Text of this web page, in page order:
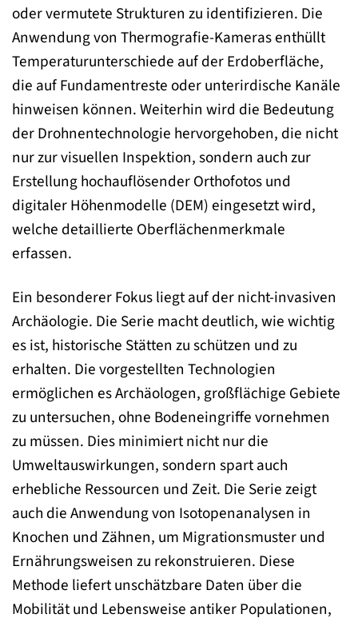
oder vermutete Strukturen zu identifizieren. Die
Anwendung von Thermografie-Kameras enthüllt
Temperaturunterschiede auf der Erdoberfläche,
die auf Fundamentreste oder unterirdische Kanäle
hinweisen können. Weiterhin wird die Bedeutung
der Drohnentechnologie hervorgehoben, die nicht
nur zur visuellen Inspektion, sondern auch zur
Erstellung hochauflösender Orthofotos und
digitaler Höhenmodelle (DEM) eingesetzt wird,
welche detaillierte Oberflächenmerkmale
erfassen.
Ein besonderer Fokus liegt auf der nicht-invasiven
Archäologie. Die Serie macht deutlich, wie wichtig
es ist, historische Stätten zu schützen und zu
erhalten. Die vorgestellten Technologien
ermöglichen es Archäologen, großflächige Gebiete
zu untersuchen, ohne Bodeneingriffe vornehmen
zu müssen. Dies minimiert nicht nur die
Umweltauswirkungen, sondern spart auch
erhebliche Ressourcen und Zeit. Die Serie zeigt
auch die Anwendung von Isotopenanalysen in
Knochen und Zähnen, um Migrationsmuster und
Ernährungsweisen zu rekonstruieren. Diese
Methode liefert unschätzbare Daten über die
Mobilität und Lebensweise antiker Populationen,